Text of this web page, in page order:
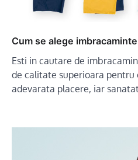
Cum se alege
Esti in cautare de
de calitate superioara pentru
adevarata placere, iar